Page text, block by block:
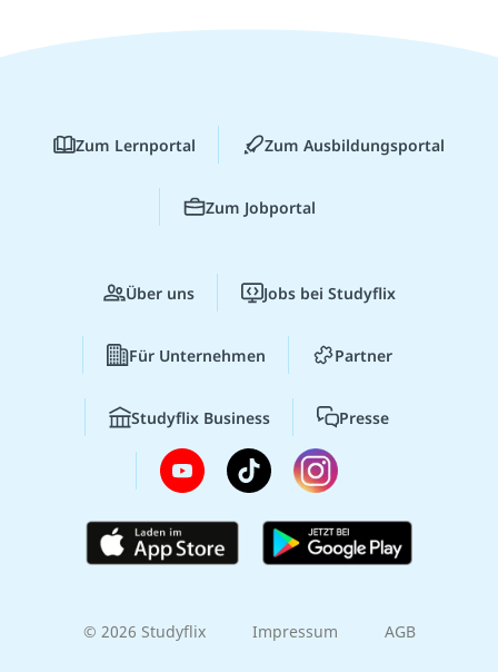
Zum Lernportal Zum Ausbildungsportal
Zum Jobportal
Über uns Jobs bei Studyflix
Für Unternehmen Partner
Studyflix Business Presse
© 2026 Studyflix Impressum AGB